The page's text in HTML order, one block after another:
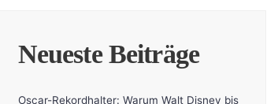
Neueste Beiträge
Oscar-Rekordhalter: Warum Walt Disney bis